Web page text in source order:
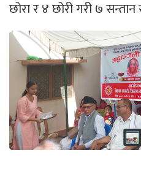
छोरा र ४ छोरी गरी ७